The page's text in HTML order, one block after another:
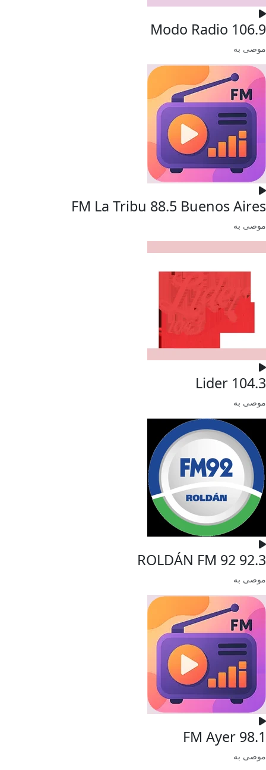
Modo Radio 106.9
موصى به
FM La Tribu 88.5 Buenos Aires
موصى به
Lider 104.3
موصى به
ROLDÁN FM 92 92.3
موصى به
FM Ayer 98.1
موصى به